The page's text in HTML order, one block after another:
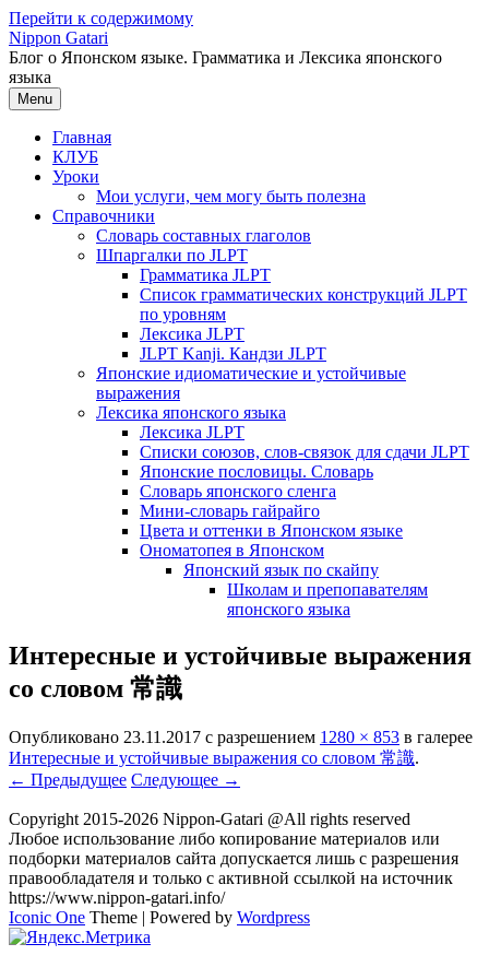
Перейти к содержимому
Nippon Gatari
Блог о Японском языке. Грамматика и Лексика японского
языка
Menu
Главная
КЛУБ
Уроки
Мои услуги, чем могу быть полезна
Справочники
Словарь составных глаголов
Шпаргалки по JLPT
Грамматика JLPT
Список грамматических конструкций JLPT
по уровням
Лексика JLPT
JLPT Kanji. Кандзи JLPT
Японские идиоматические и устойчивые
выражения
Лексика японского языка
Лексика JLPT
Списки союзов, слов-связок для сдачи JLPT
Японские пословицы. Словарь
Словарь японского сленга
Мини-словарь гайрайго
Цвета и оттенки в Японском языке
Ономатопея в Японском
Японский язык по скайпу
Школам и препопавателям
японского языка
Интересные и устойчивые выражения
со словом 常識
Опубликовано 23.11.2017 с разрешением 1280 × 853 в галерее
Интересные и устойчивые выражения со словом 常識.
← Предыдущее Следующее →
Copyright 2015-2026 Nippon-Gatari @All rights reserved
Любое использование либо копирование материалов или
подборки материалов сайта допускается лишь с разрешения
правообладателя и только с активной ссылкой на источник
https://www.nippon-gatari.info/
Iconic One Theme | Powered by Wordpress